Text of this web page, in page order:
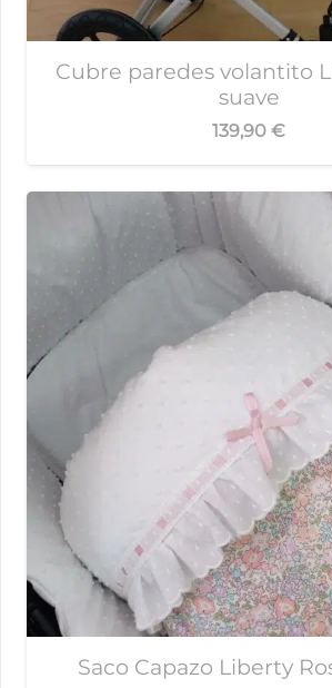
Cubre paredes volantito
suave
139,90 €
Saco Capazo Liberty